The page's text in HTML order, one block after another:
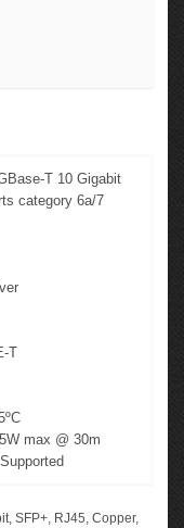
T 10 Gigabit
category 6a/7
T
max @ 30m
, SFP+, RJ45, Copper,